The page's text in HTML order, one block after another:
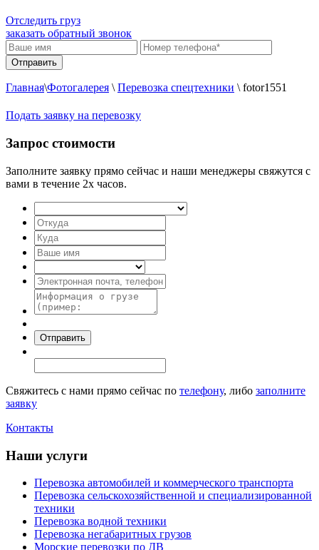
Отследить груз
заказать обратный звонок
Главная\Фотогалерея \ Перевозка спецтехники \ fotor1551
Подать заявку на перевозку
Запрос стоимости
Заполните заявку прямо сейчас и наши менеджеры свяжутся с
вами в течение 2х часов.
Свяжитесь с нами прямо сейчас по телефону, либо заполните
заявку
Контакты
Наши услуги
Перевозка автомобилей и коммерческого транспорта
Перевозка сельскохозяйственной и специализированной
техники
Перевозка водной техники
Перевозка негабаритных грузов
Морские перевозки по ДВ